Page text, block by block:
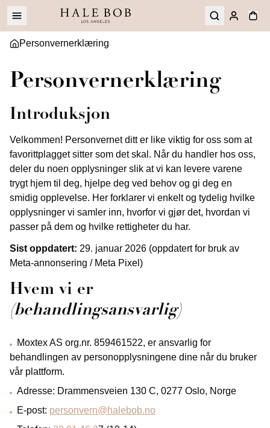
Personvernerklæring
Personvernerklæring
Introduksjon
Velkommen! Personvernet ditt er like viktig for oss som at
favorittplagget sitter som det skal. Når du handler hos oss,
deler du noen opplysninger slik at vi kan levere varene
trygt hjem til deg, hjelpe deg ved behov og gi deg en
smidig opplevelse. Her forklarer vi enkelt og tydelig hvilke
opplysninger vi samler inn, hvorfor vi gjør det, hvordan vi
passer på dem og hvilke rettigheter du har.
Sist oppdatert: 29. januar 2026 (oppdatert for bruk av
Meta-annonsering / Meta Pixel)
Hvem vi er
(behandlingsansvarlig)
Moxtex AS org.nr. 859461522, er ansvarlig for
behandlingen av personopplysningene dine når du bruker
vår plattform.
Adresse: Drammensveien 130 C, 0277 Oslo, Norge
E‑post: personvern@halebob.no